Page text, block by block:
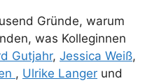
Gründe, warum
was Kolleginnen
Gutjahr, Jessica Weiß,
, Ulrike Langer und